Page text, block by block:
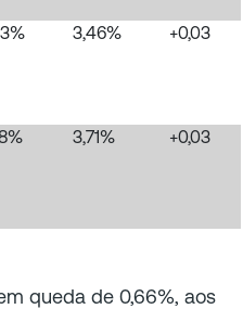
3,46% +0,03
3,71% +0,03
queda de 0,66%, aos